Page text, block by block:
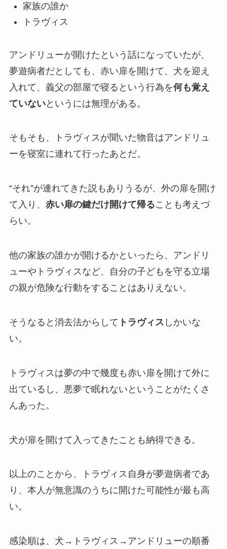
家族の誰か
トラヴィス
アンドリューが開けたという話になっていたが、
夢遊病者だとしても、赤い扉を開けて、犬を迎え
入れて、義父の部屋で寝るという行為を何も覚え
ていないというには無理がある。
そもそも、トラヴィスが聞いた物音はアンドリュ
ーを寝室に連れて行ったあとだ。
“それ”が連れてきた説もありうるが、外の扉を開け
て入り、 赤い扉の鍵だけ開けて帰ることも考えづ
らい。
他の家族の誰かが開けるかといったら、アンドリ
ューやトラヴィスなど、自分の子どもを守る立場
の親が危険な行動をすることはありえない。
そうなると消去法からして トラヴィス しかいな
い。
トラヴィスは夢の中で幾度も赤い扉を開けて外に
出ているし、悪夢で眠れないということがたくさ
んあった。
犬が扉を開けて入ってきたことも納得できる。
以上のことから、トラヴィス自身が夢遊病者であ
り、本人が無意識のうちに開けた可能性が最も高
い。
感染順は、犬→トラヴィス→アンドリューの順番